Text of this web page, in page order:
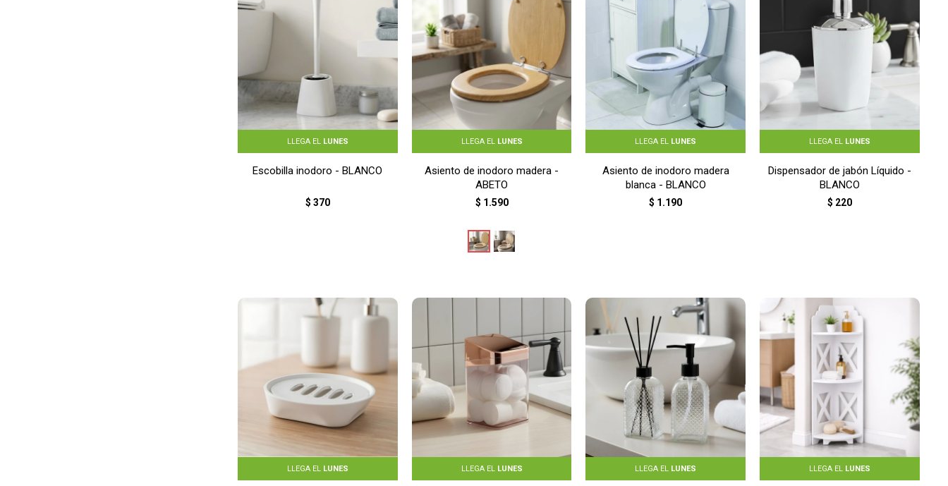
LLEGA EL LUNES
Escobilla inodoro - BLANCO
$ 370
LLEGA EL LUNES
Asiento de inodoro madera -
ABETO
$ 1.590
LLEGA EL LUNES
Asiento de inodoro madera
blanca - BLANCO
$ 1.190
LLEGA EL LUNES
Dispensador de jabón Líquido -
BLANCO
$ 220
LLEGA EL LUNES LLEGA EL LUNES LLEGA EL LUNES LLEGA EL LUNES